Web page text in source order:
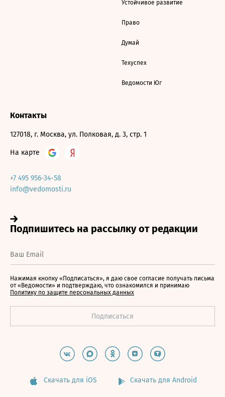
Устойчивое развитие
Право
Думай
Техуспех
Ведомости Юг
Контакты
127018, г. Москва, ул. Полковая, д. 3, стр. 1
На карте
+7 495 956-34-58
info@vedomosti.ru
Нажимая кнопку «Подписаться», я даю свое согласие получать письма
от «Ведомости» и подтверждаю, что ознакомился и принимаю
Политику по защите персональных данных
Скачать для iOS Скачать для Android